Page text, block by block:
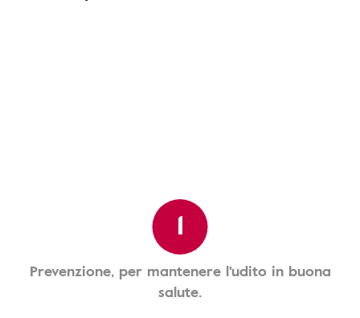
1
Prevenzione, per mantenere l'udito in buona
salute.